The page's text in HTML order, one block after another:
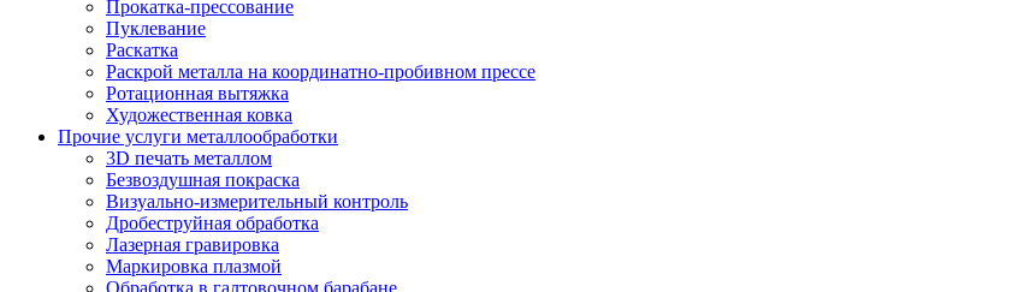
Прокатка-прессование
Пуклевание
Раскатка
Раскрой металла на координатно-пробивном прессе
Ротационная вытяжка
Художественная ковка
Прочие услуги металлообработки
3D печать металлом
Безвоздушная покраска
Визуально-измерительный контроль
Дробеструйная обработка
Лазерная гравировка
Маркировка плазмой
Обработка в галтовочном барабане